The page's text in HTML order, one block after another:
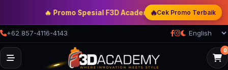
🔥 Promo Spesial F3D Academy — Double Discount |
🔥Cek Promo Terbaik
+62 857-4116-4143
0